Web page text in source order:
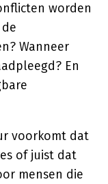
worden
Wanneer
En
voorkomt dat
of juist dat
mensen die